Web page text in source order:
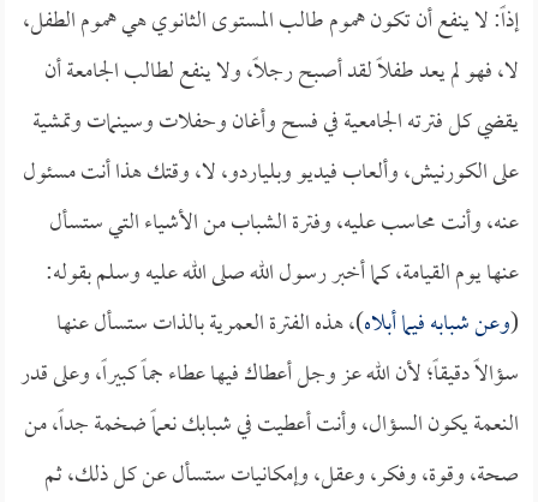
إذاً: لا ينفع أن تكون هموم طالب المستوى الثانوي هي هموم الطفل،
لا، فهو لم يعد طفلاً لقد أصبح رجلاً، ولا ينفع لطالب الجامعة أن
يقضي كل فترته الجامعية في فسح وأغان وحفلات وسينمات وتمشية
على الكورنيش، وألعاب فيديو وبلياردو، لا، وقتك هذا أنت مسئول
عنه، وأنت محاسب عليه، وفترة الشباب من الأشياء التي ستسأل
عنها يوم القيامة، كما أخبر رسول الله صلى الله عليه وسلم بقوله:
(وعن شبابه فيما أبلاه)، هذه الفترة العمرية بالذات ستسأل عنها
سؤالاً دقيقاً؛ لأن الله عز وجل أعطاك فيها عطاء جماً كبيراً، وعلى قدر
النعمة يكون السؤال، وأنت أعطيت في شبابك نعماً ضخمة جداً، من
صحة، وقوة، وفكر، وعقل، وإمكانيات ستسأل عن كل ذلك، ثم